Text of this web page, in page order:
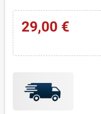
29,00 €